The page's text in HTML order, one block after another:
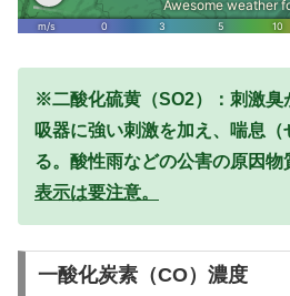
※二酸化硫黄（SO2）：刺激臭
吸器に強い刺激を加え、喘息
る。酸性雨などの公害の原因物
表示は要注意。
一酸化炭素（CO）濃度